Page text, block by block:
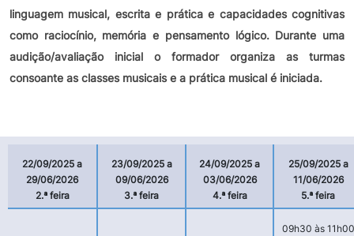
linguagem musical, escrita e prática e capacidades cognitivas
como raciocínio, memória e pensamento lógico. Durante uma
audição/avaliação inicial o formador organiza as turmas
consoante as classes musicais e a prática musical é iniciada.
22/09/2025 a
29/06/2026
2.ª feira
23/09/2025 a
09/06/2026
3.ª feira
24/09/2025 a
03/06/2026
4.ª feira
25/09/2025 a
11/06/2026
5.ª feira
09h30 às 11h00